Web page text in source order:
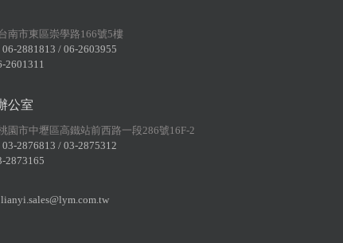
南市東區崇學路166號5樓
06-2881813 / 06-2603955
2601311
公室
園市中壢區高鐵站前西路一段286號16F-2
03-2876813 / 03-2875312
2873165
lianyi.sales@lym.com.tw